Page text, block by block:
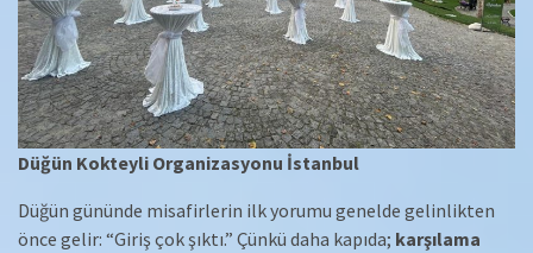
Düğün Kokteyli Organizasyonu İstanbul
Düğün gününde misafirlerin ilk yorumu genelde gelinlikten
önce gelir: “Giriş çok şıktı.” Çünkü daha kapıda; karşılama